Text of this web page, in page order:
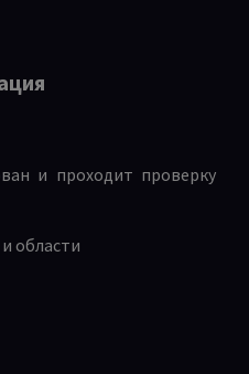
и проходит проверку
области